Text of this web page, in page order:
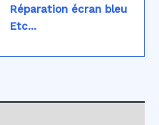
Réparation écran bleu
Etc...